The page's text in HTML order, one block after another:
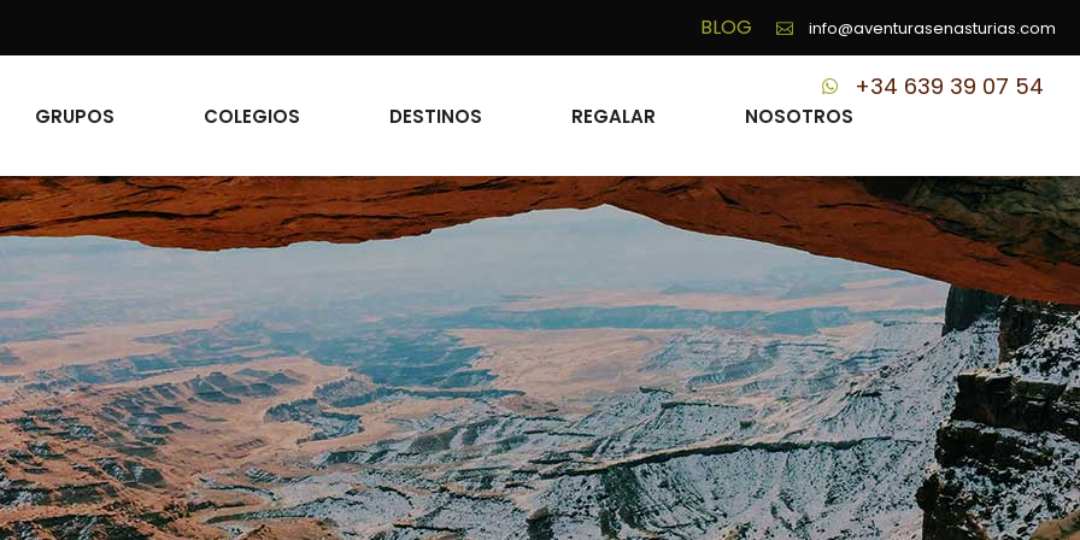
BLOG info@aventurasenasturias.com
GRUPOS COLEGIOS DESTINOS REGALAR NOSOTROS
+34 639 39 07 54